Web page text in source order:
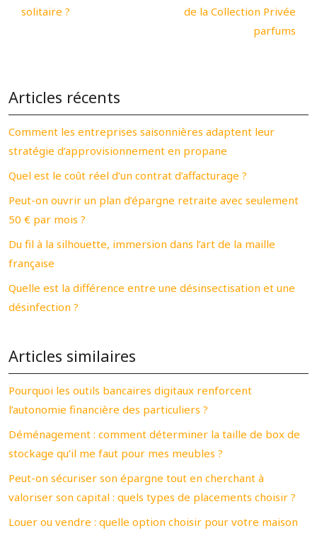
solitaire ?
de la Collection Privée
parfums
Articles récents
Comment les entreprises saisonnières adaptent leur
stratégie d’approvisionnement en propane
Quel est le coût réel d’un contrat d’affacturage ?
Peut-on ouvrir un plan d’épargne retraite avec seulement
50 € par mois ?
Du fil à la silhouette, immersion dans l’art de la maille
française
Quelle est la différence entre une désinsectisation et une
désinfection ?
Articles similaires
Pourquoi les outils bancaires digitaux renforcent
l’autonomie financière des particuliers ?
Déménagement : comment déterminer la taille de box de
stockage qu’il me faut pour mes meubles ?
Peut-on sécuriser son épargne tout en cherchant à
valoriser son capital : quels types de placements choisir ?
Louer ou vendre : quelle option choisir pour votre maison